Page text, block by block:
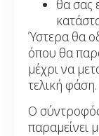
θα σας
Ύστερα θα
όπου θα
μέχρι να
τελική φάση.
Ο
παραμείνει